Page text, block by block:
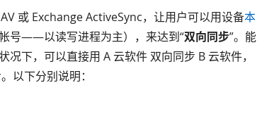
或 Exchange ActiveSync，让用户可以用设备本
号——以读写进程为主），来达到“双向同步”。能
下，可以直接用 A 云软件 双向同步 B 云软件，
以下分别说明：